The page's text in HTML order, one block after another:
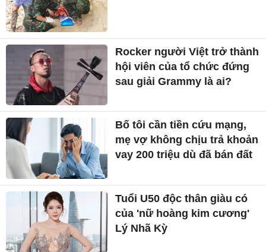
Rocker người Việt trở thành
hội viên của tổ chức đứng
sau giải Grammy là ai?
Bố tôi cần tiền cứu mạng,
mẹ vợ không chịu trả khoản
vay 200 triệu dù đã bán đất
Tuổi U50 độc thân giàu có
của 'nữ hoàng kim cương'
Lý Nhã Kỳ